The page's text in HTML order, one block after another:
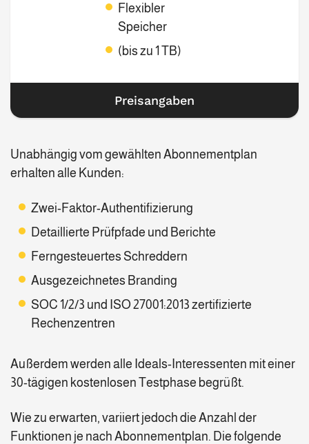
Flexibler
Speicher
(bis zu 1 TB)
Preisangaben
Unabhängig vom gewählten Abonnementplan
erhalten alle Kunden:
Zwei-Faktor-Authentifizierung
Detaillierte Prüfpfade und Berichte
Ferngesteuertes Schreddern
Ausgezeichnetes Branding
SOC 1/2/3 und ISO 27001:2013 zertifizierte
Rechenzentren
Außerdem werden alle Ideals-Interessenten mit einer
30-tägigen kostenlosen Testphase begrüßt.
Wie zu erwarten, variiert jedoch die Anzahl der
Funktionen je nach Abonnementplan. Die folgende